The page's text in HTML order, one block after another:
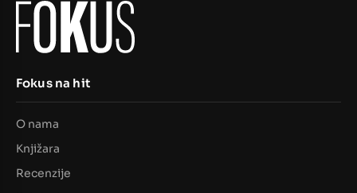
Fokus na hit
O nama
Knjižara
Recenzije